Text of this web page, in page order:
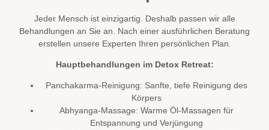
Jeder Mensch ist einzigartig. Deshalb passen wir alle
Behandlungen an Sie an. Nach einer ausführlichen Beratung
erstellen unsere Experten Ihren persönlichen Plan.
Hauptbehandlungen im Detox Retreat:
Panchakarma-Reinigung: Sanfte, tiefe Reinigung des
Körpers
Abhyanga-Massage: Warme Öl-Massagen für
Entspannung und Verjüngung